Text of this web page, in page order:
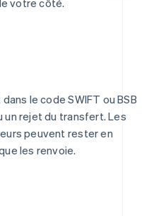
le code SWIFT ou BSB
rejet du transfert. Les
peuvent rester en
les renvoie.